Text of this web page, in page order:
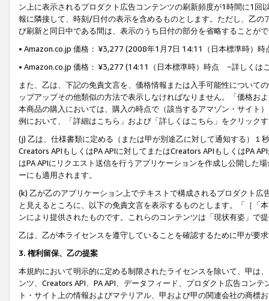
ン上に表示されるプロダクト広告コンテンツの刷新頻度が1時間に1
報に隣接して、時刻/日付の表示を含めるものとします。ただし、乙
び刷新と同日中である間は、表示のうち日付の部分を省略することが
• Amazon.co.jp 価格： ¥3,277 (2008年1月7日 14:11（日本標準時）
• Amazon.co.jp 価格： ¥3,277 (14:11（日本標準時）時点 −詳しくは
また、乙は、下記の免責文言を、価格情報または入手可能性について
ップアップその他類似の方法で表示しなければなりません。「価格
本商品の購入においては、購入の時点で（該当するアマゾン・サイト
例において、「詳細はこちら」および「詳しくはこちら」をクリック
(j) 乙は、仕様書類に定める（または甲が別途乙に対して通知する）
Creators APIもしくはPA APIに対してまたはCreators APIもしくはPA
はPA APIにリクエスト送信を行うアプリケーションを作成し公開した
ーにも適用されます。
(k) 乙が乙のアプリケーション上でテキストで構成されるプロダクト
と見えるところに、以下の免責文言を表示するものとします。「［「
ンにより提供されたものです。これらのコンテンツは「現状有姿」で
乙は、乙が本ライセンスを遵守していることを確認するために甲が要
3. 権利留保、乙の提案
本規約において明示的に定める制限されたライセンスを除いて、甲は
ンツ、Creators API、PA API、データフィード、プロダクト広告コン
ト・サイト上の情報およびマテリアル、甲および甲の関連会社の商